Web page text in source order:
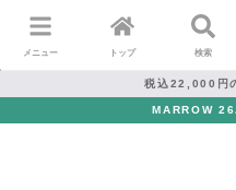
メニュー トップ 検索
税込22,000円
MARROW